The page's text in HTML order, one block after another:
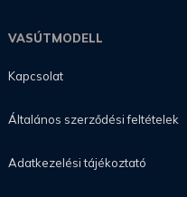
VASÚTMODELL
Kapcsolat
Általános szerződési feltételek
Adatkezelési tájékoztató